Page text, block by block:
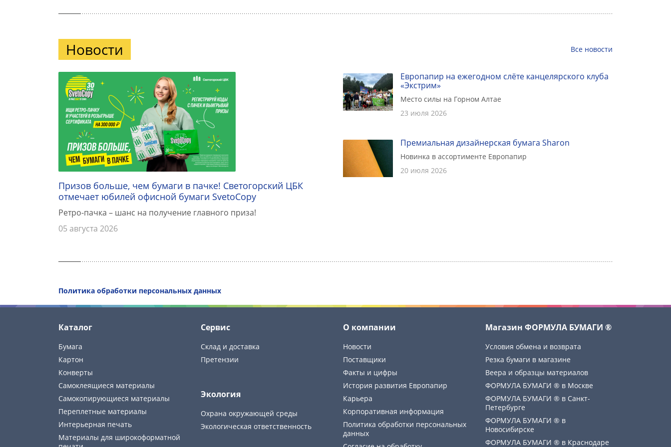
Новости Все новости
Призов больше, чем бумаги в пачке! Светогорский ЦБК
отмечает юбилей офисной бумаги SvetoCopy
Ретро-пачка – шанс на получение главного приза!
05 августа 2026
Европапир на ежегодном слёте канцелярского клуба
«Экстрим»
Место силы на Горном Алтае
23 июля 2026
Премиальная дизайнерская бумага Sharon
Новинка в ассортименте Европапир
20 июля 2026
Политика обработки персональных данных
Каталог
Бумага
Картон
Конверты
Самоклеящиеся материалы
Самокопирующиеся материалы
Переплетные материалы
Интерьерная печать
Материалы для широкоформатной
Сервис
Склад и доставка
Претензии
Экология
Охрана окружающей среды
Экологическая ответственность
О компании
Новости
Поставщики
Факты и цифры
История развития Европапир
Карьера
Корпоративная информация
Политика обработки персональных
данных
Магазин ФОРМУЛА БУМАГИ ®
Условия обмена и возврата
Резка бумаги в магазине
Веера и образцы материалов
ФОРМУЛА БУМАГИ ® в Москве
ФОРМУЛА БУМАГИ ® в Санкт-
Петербурге
ФОРМУЛА БУМАГИ ® в
Новосибирске
ФОРМУЛА БУМАГИ ® в Краснодаре